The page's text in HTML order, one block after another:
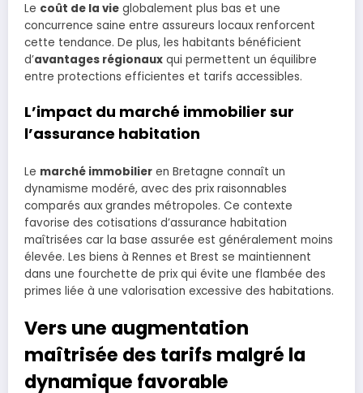
Le coût de la vie globalement plus bas et une
concurrence saine entre assureurs locaux renforcent
cette tendance. De plus, les habitants bénéficient
d’avantages régionaux qui permettent un équilibre
entre protections efficientes et tarifs accessibles.
L’impact du marché immobilier sur
l’assurance habitation
Le marché immobilier en Bretagne connaît un
dynamisme modéré, avec des prix raisonnables
comparés aux grandes métropoles. Ce contexte
favorise des cotisations d’assurance habitation
maîtrisées car la base assurée est généralement moins
élevée. Les biens à Rennes et Brest se maintiennent
dans une fourchette de prix qui évite une flambée des
primes liée à une valorisation excessive des habitations.
Vers une augmentation
maîtrisée des tarifs malgré la
dynamique favorable